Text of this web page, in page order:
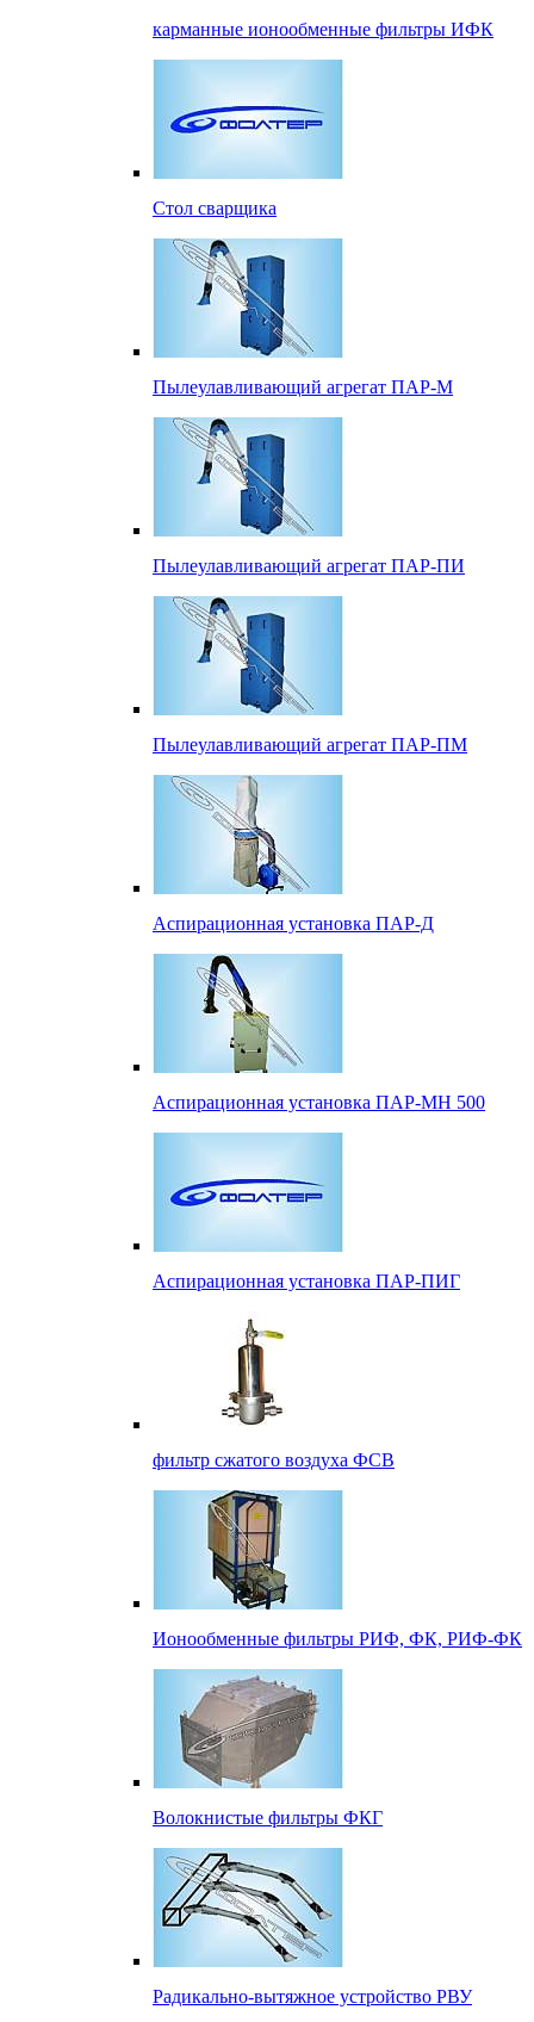
карманные ионообменные фильтры ИФК
Стол сварщика
Пылеулавливающий агрегат ПАР-М
Пылеулавливающий агрегат ПАР-ПИ
Пылеулавливающий агрегат ПАР-ПМ
Аспирационная установка ПАР-Д
Аспирационная установка ПАР-МН 500
Аспирационная установка ПАР-ПИГ
фильтр сжатого воздуха ФСВ
Ионообменные фильтры РИФ, ФК, РИФ-ФК
Волокнистые фильтры ФКГ
Радикально-вытяжное устройство РВУ